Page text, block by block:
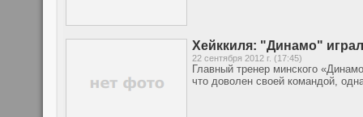
Хейккиля: "Динамо"
22 сентября 2012 г. (17:45)
Главный тренер минского
что доволен своей командой,